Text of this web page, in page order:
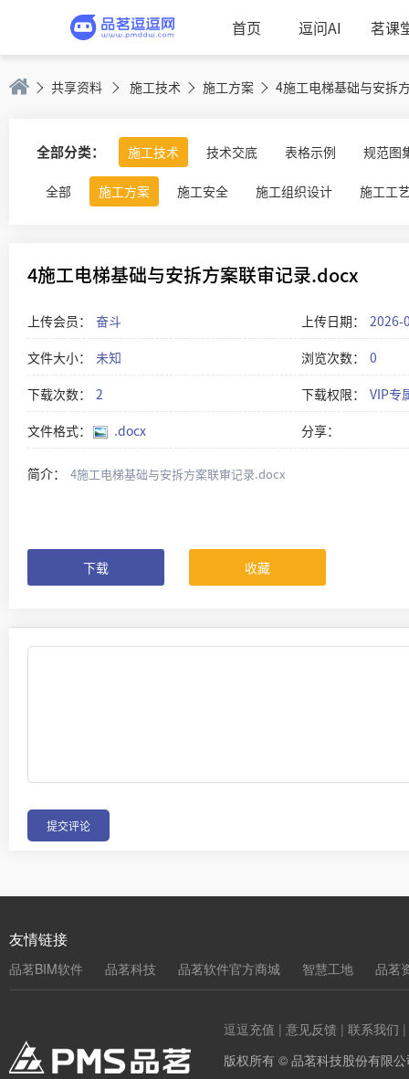
首页 逗问AI 茗课
共享资料 施工技术 施工方案 4施工电梯基础与安拆
全部分类： 施工技术 技术交底 表格示例 规范图
全部 施工方案 施工安全 施工组织设计 施工工
4施工电梯基础与安拆方案联审记录.docx
上传会员： 奋斗 上传日期：
2026-
文件大小：
未知 浏览次数：
0
下载次数：
2 下载权限：
VIP专
文件格式：
.docx 分享：
简介： 4施工电梯基础与安拆方案联审记录.docx
下载 收藏
友情链接
品茗BIM软件 品茗科技 品茗软件官方商城 智慧工地 品茗
逗逗充值 | 意见反馈 | 联系我们 |
版权所有 © 品茗科技股份有限